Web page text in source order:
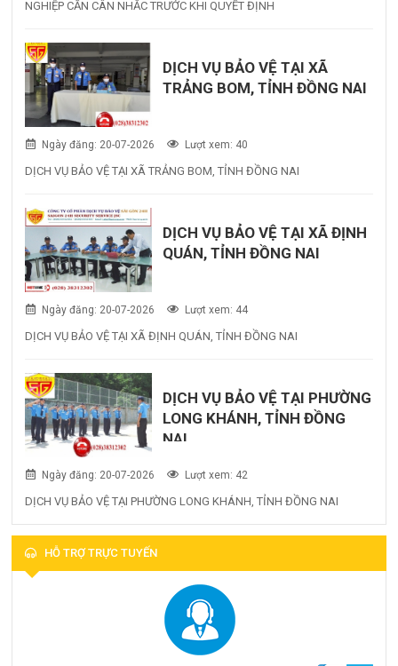
NGHIỆP CẦN CÂN NHẮC TRƯỚC KHI QUYẾT ĐỊNH
DỊCH VỤ BẢO VỆ TẠI XÃ
TRẢNG BOM, TỈNH ĐỒNG NAI
Ngày đăng: 20-07-2026 Lượt xem: 40
DỊCH VỤ BẢO VỆ TẠI XÃ TRẢNG BOM, TỈNH ĐỒNG NAI
DỊCH VỤ BẢO VỆ TẠI XÃ ĐỊNH
QUÁN, TỈNH ĐỒNG NAI
Ngày đăng: 20-07-2026 Lượt xem: 44
DỊCH VỤ BẢO VỆ TẠI XÃ ĐỊNH QUÁN, TỈNH ĐỒNG NAI
DỊCH VỤ BẢO VỆ TẠI PHƯỜNG
LONG KHÁNH, TỈNH ĐỒNG
NAI
Ngày đăng: 20-07-2026 Lượt xem: 42
DỊCH VỤ BẢO VỆ TẠI PHƯỜNG LONG KHÁNH, TỈNH ĐỒNG NAI
HỖ TRỢ TRỰC TUYẾN